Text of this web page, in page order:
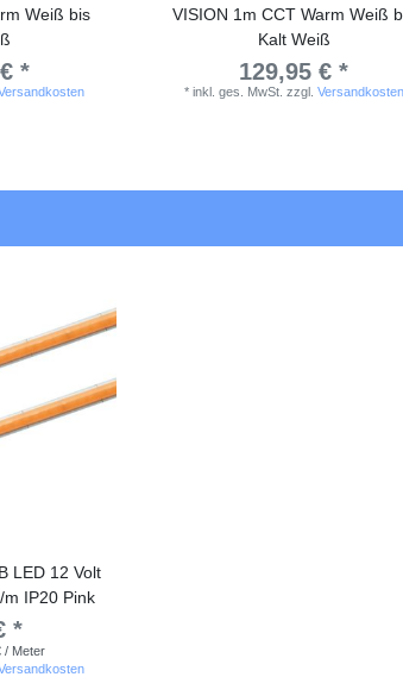
Weiß bis
*
VISION 1m CCT Warm Weiß
Kalt Weiß
129,95 € *
* inkl. ges. MwSt. zzgl. Versandkosten
LED 12 Volt
IP20 Pink
*
/ Meter